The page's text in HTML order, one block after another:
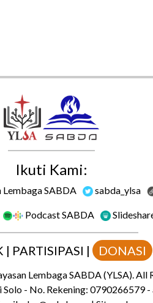
Ikuti Kami:
Lembaga SABDA sabda_ylsa
Podcast SABDA
| PARTISIPASI | DONASI
Lembaga SABDA (YLSA). All
- No. Rekening: 0790266579 -